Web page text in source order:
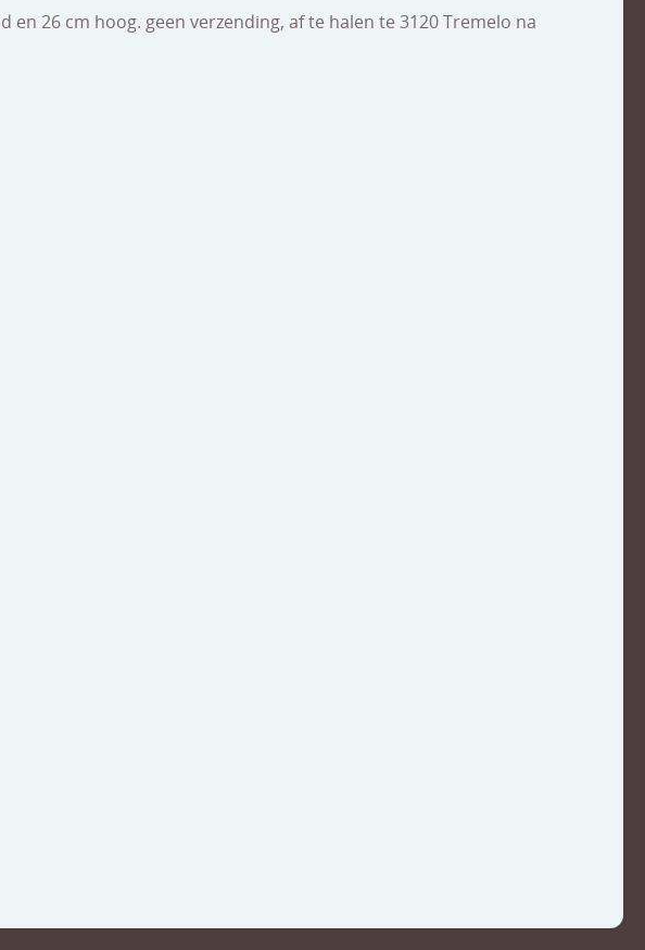
26 cm hoog. geen verzending, af te halen te 3120 Tremelo na